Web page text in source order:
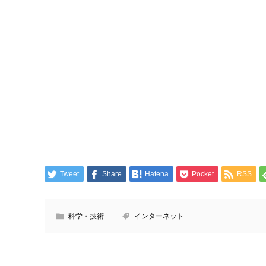
Tweet Share Hatena Pocket RSS
科学・技術 インターネット